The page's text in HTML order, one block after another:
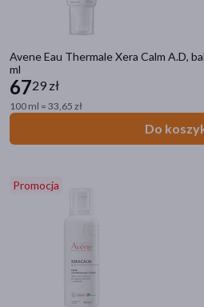
Avene Eau Thermale Xera Calm A.D,
ml
6729 zł
100 ml = 33,65 zł
Do
Promocja